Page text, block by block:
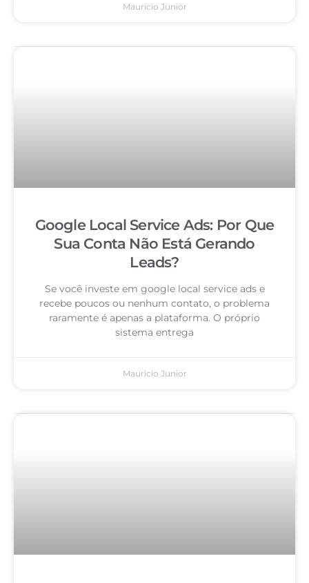
Mauricio Junior
Google Local Service Ads: Por Que
Sua Conta Não Está Gerando
Leads?
Se você investe em google local service ads e
recebe poucos ou nenhum contato, o problema
raramente é apenas a plataforma. O próprio
sistema entrega
Mauricio Junior